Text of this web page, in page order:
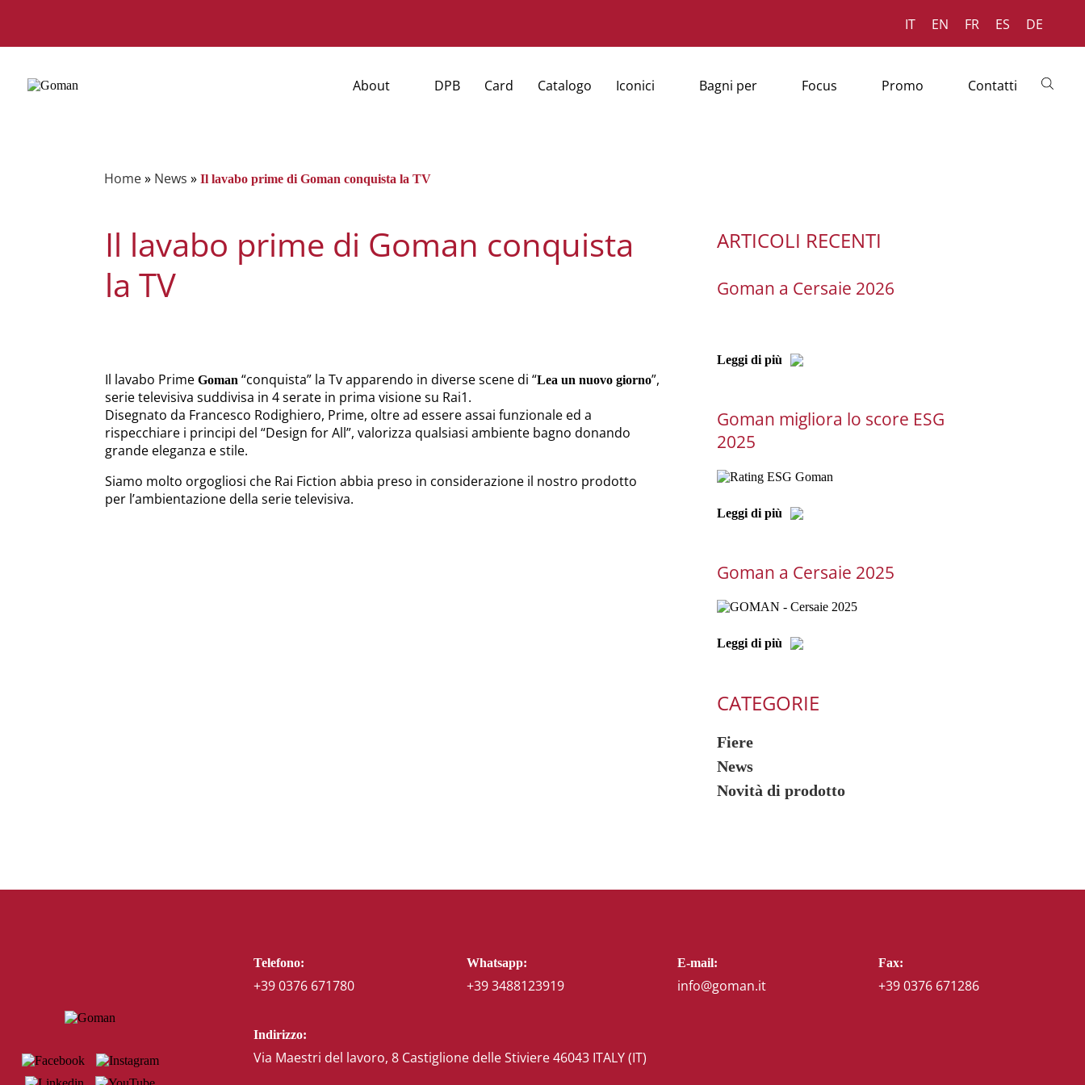
IT EN FR ES DE
About DPB Card Catalogo Iconici Bagni per Focus Promo Contatti
Home» News »Il lavabo prime di Goman conquista la TV
Il lavabo prime di Goman conquista
la TV
Il lavabo Prime Goman“conquista” la Tv apparendo in diverse scene di “Lea un nuovo giorno”,
serie televisiva suddivisa in 4 serate in prima visione su Rai1.
Disegnato da Francesco Rodighiero, Prime, oltre ad essere assai funzionale ed a
rispecchiare i principi del “Design for All”, valorizza qualsiasi ambiente bagno donando
grande eleganza e stile.
Siamo molto orgogliosi che Rai Fiction abbia preso in considerazione il nostro prodotto
per l’ambientazione della serie televisiva.
ARTICOLI RECENTI
Goman a Cersaie 2026
Leggi di più
Goman migliora lo score ESG
2025
Leggi di più
Goman a Cersaie 2025
Leggi di più
CATEGORIE
Fiere
News
Novità di prodotto
Telefono:
+39 0376 671780
Whatsapp:
+39 3488123919
E-mail:
info@goman.it
Fax:
+39 0376 671286
Indirizzo:
Via Maestri del lavoro, 8 Castiglione delle Stiviere 46043 ITALY (IT)